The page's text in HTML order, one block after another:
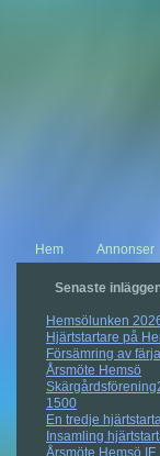
Hem Annonser
Senaste
Hemsölunken
Hjärtstartare på
Försämring av
Årsmöte Hemsö
1500
En tredje
Insamling
Årsmöte Hemsö IF